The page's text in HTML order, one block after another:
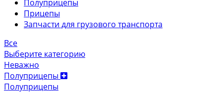
Полуприцепы
Прицепы
Запчасти для грузового транспорта
Все
Выберите категорию
Неважно
Полуприцепы
Полуприцепы